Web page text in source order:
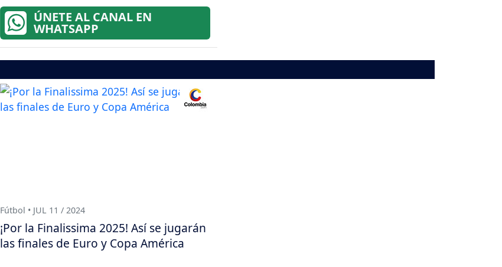
ÚNETE AL CANAL EN
WHATSAPP
Fútbol • JUL 11 / 2024
¡Por la Finalissima 2025! Así se jugarán
las finales de Euro y Copa América